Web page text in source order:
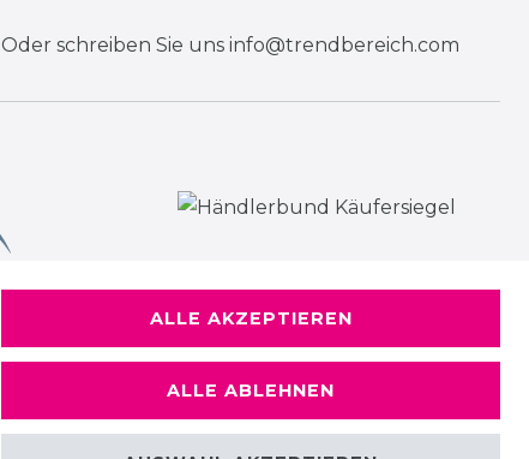
Oder schreiben Sie uns info@trendbereich.com
ALLE AKZEPTIEREN
ALLE ABLEHNEN